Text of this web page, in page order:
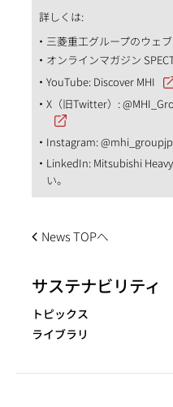
詳しくは:
三菱重工グループのウェ
オンラインマガジン
YouTube: Discover MHI
X（旧Twitter）:
Instagram:@mhi_groupjp
LinkedIn: Mitsubishi
い。
News TOPへ
サステナビリティ
トピックス
ライブラリ